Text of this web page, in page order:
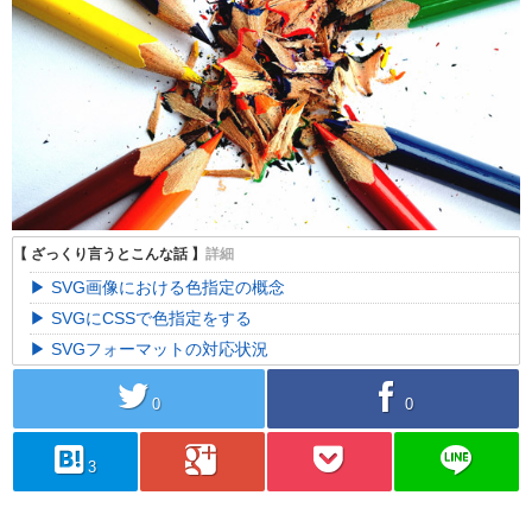
SVG画像における色指定の概念
SVGにCSSで色指定をする
SVGフォーマットの対応状況
twitter 0 facebook 0
hatebu 3 googleplus pocket line